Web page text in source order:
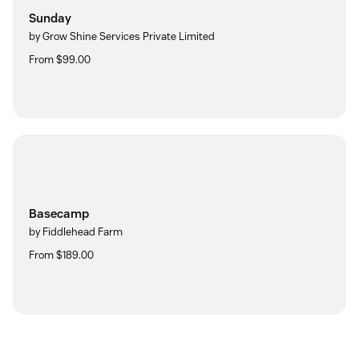
Sunday
by Grow Shine Services Private Limited
From $99.00
Basecamp
by Fiddlehead Farm
From $189.00